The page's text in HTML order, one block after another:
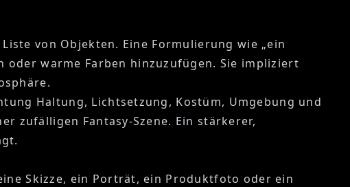
von Objekten. Eine Formulierung wie „ein
oder warme Farben hinzuzufügen. Sie impliziert
Haltung, Lichtsetzung, Kostüm, Umgebung und
zufälligen Fantasy-Szene. Ein stärkerer,
Skizze, ein Porträt, ein Produktfoto oder ein